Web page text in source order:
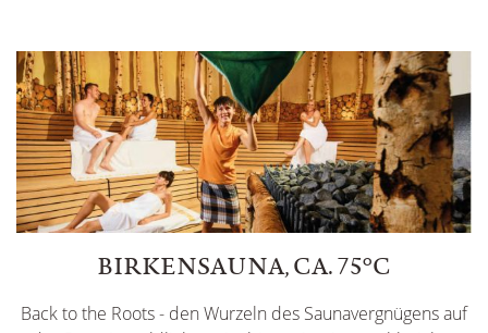
BIRKENSAUNA, CA. 75°C
Back to the Roots - den Wurzeln des Saunavergnügens auf